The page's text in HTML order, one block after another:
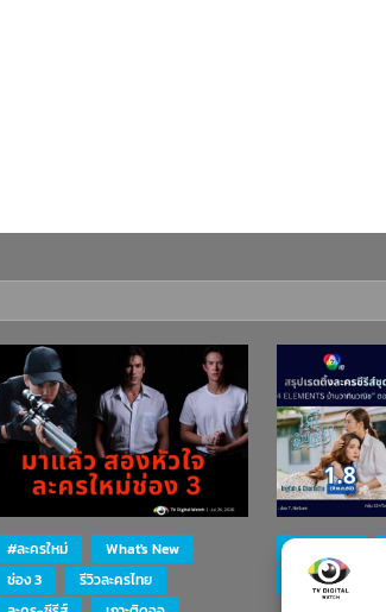
#ละครใหม่
What's New
ช่อง 3
รีวิวละครไทย
ละคร-ซีรีส์